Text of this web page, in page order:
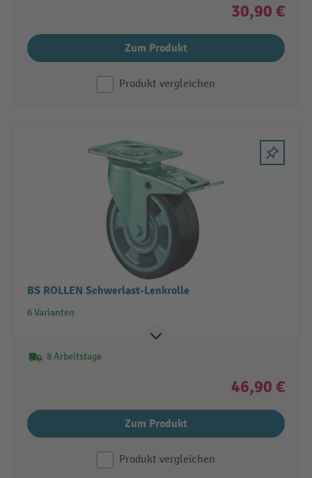
30,90 €
Zum Produkt
Produkt vergleichen
BS ROLLEN Schwerlast-Lenkrolle
6 Varianten
8 Arbeitstage
46,90 €
Zum Produkt
Produkt vergleichen